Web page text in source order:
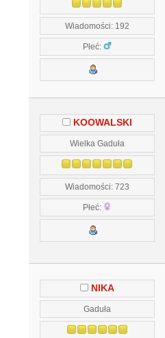
Wiadomości: 192
Płeć:
KOOWALSKI
Wielka Gaduła
Wiadomości: 723
Płeć:
NIKA
Gaduła